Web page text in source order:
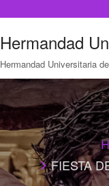
Hermandad
Hermandad Universitaria
FIESTA